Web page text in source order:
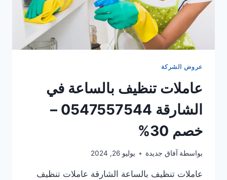
عروض الشركة
عاملات تنظيف بالساعة في
الشارقة 0547557544 –
خصم 30%
بواسطة آفاق جديدة يوليو 26, 2024
عاملات تنظيف بالساعة الشارقة عاملات تنظيف